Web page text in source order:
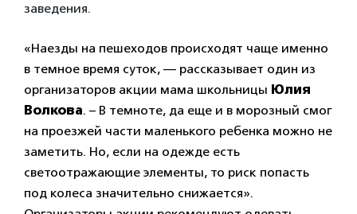
заведения.
«Наезды на пешеходов происходят чаще именно
в темное время суток, — рассказывает один из
организаторов акции мама школьницы Юлия
Волкова. – В темноте, да еще и в морозный смог
на проезжей части маленького ребенка можно не
заметить. Но, если на одежде есть
светоотражающие элементы, то риск попасть
под колеса значительно снижается».